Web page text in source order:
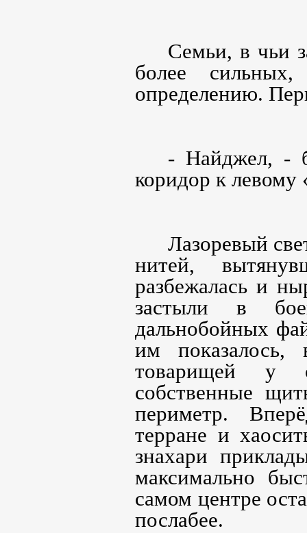
Семьи, в чьи
более
определению.
- Найджел, -
коридор к левому
Лазоревый
нитей,
разбежалась и
застыли в
дальнобойных
им показалось,
товарищей у
собственные
периметр.
терране и
знахари
максимально
самом центре
послабее.